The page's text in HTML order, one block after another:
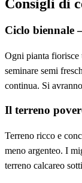
Consigli di
Ciclo biennale
Ogni pianta fiorisce
seminare semi
continua. Si
Il terreno
Terreno ricco e
meno argenteo. I
terreno calcareo